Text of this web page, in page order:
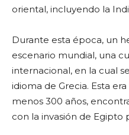
oriental, incluyendo la
Durante esta época, un
escenario mundial, una
internacional, en la cual
idioma de Grecia. Esta
menos 300 años,
con la invasión de Egipto